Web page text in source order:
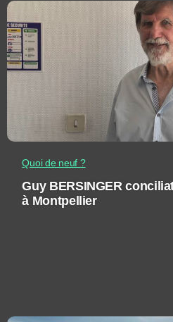
Quoi de neuf ?
Guy BERSINGER
à Montpellier